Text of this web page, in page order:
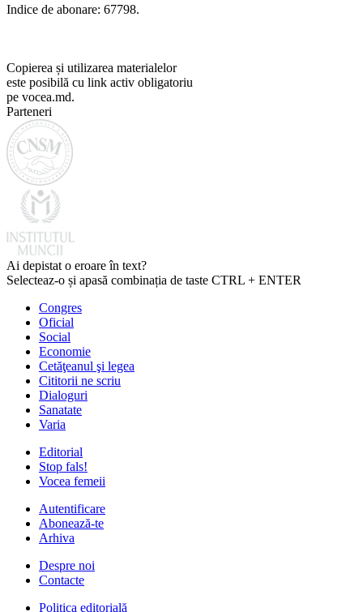
Indice de abonare: 67798.
Copierea și utilizarea materialelor
este posibilă cu link activ obligatoriu
pe vocea.md.
Parteneri
Ai depistat o eroare în text?
Selecteaz-o și apasă combinația de taste CTRL + ENTER
Congres
Oficial
Social
Economie
Cetăţeanul şi legea
Cititorii ne scriu
Dialoguri
Sanatate
Varia
Editorial
Stop fals!
Vocea femeii
Autentificare
Abonează-te
Arhiva
Despre noi
Contacte
Politica editorială